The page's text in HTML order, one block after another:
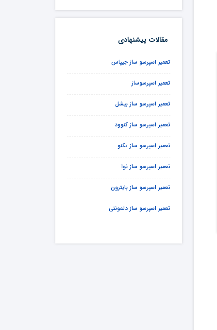
مقالات پیشنهادی
تعمیر اسپرسو ساز جیپاس
تعمیر اسپرسوساز
تعمیر اسپرسو ساز بیشل
تعمیر اسپرسو ساز کنوود
تعمیر اسپرسو ساز تکنو
تعمیر اسپرسو ساز نوا
تعمیر اسپرسو ساز بایترون
تعمیر اسپرسو ساز دلمونتی